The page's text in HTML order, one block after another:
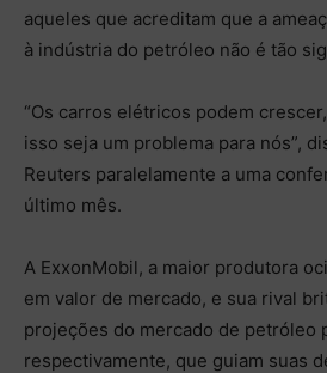
aqueles que acreditam que a
à indústria do petróleo não é tão
“Os carros elétricos podem
isso seja um problema para nós”,
Reuters paralelamente a uma
último mês.
A ExxonMobil, a maior produtora
em valor de mercado, e sua rival
projeções do mercado de petróleo
respectivamente, que guiam suas